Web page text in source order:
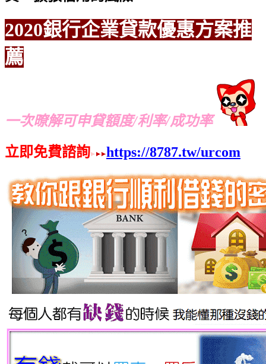
2020銀行企業貸款優惠方案推
薦
一次暸解可申貸額度/利率/成功率
立即免費諮詢
https://8787.tw/urcom